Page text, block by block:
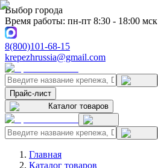
Выбор города
Время работы: пн-пт 8:30 - 18:00 мск
8(800)101-68-15
krepezhrussia@gmail.com
Прайс-лист
Каталог товаров
Главная
Каталог товаров